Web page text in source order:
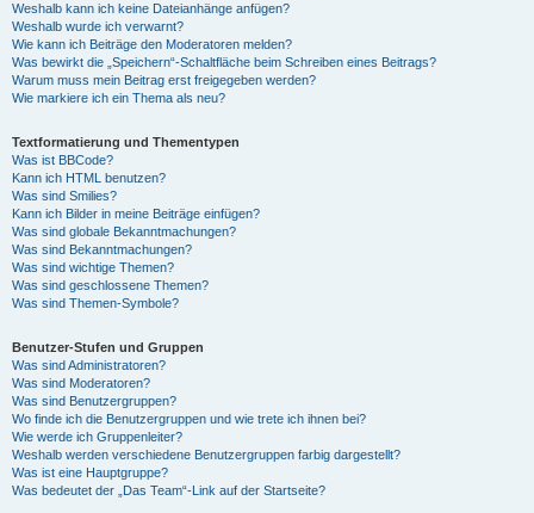
Weshalb kann ich keine Dateianhänge anfügen?
Weshalb wurde ich verwarnt?
Wie kann ich Beiträge den Moderatoren melden?
Was bewirkt die „Speichern“-Schaltfläche beim Schreiben eines Beitrags?
Warum muss mein Beitrag erst freigegeben werden?
Wie markiere ich ein Thema als neu?
Textformatierung und Thementypen
Was ist BBCode?
Kann ich HTML benutzen?
Was sind Smilies?
Kann ich Bilder in meine Beiträge einfügen?
Was sind globale Bekanntmachungen?
Was sind Bekanntmachungen?
Was sind wichtige Themen?
Was sind geschlossene Themen?
Was sind Themen-Symbole?
Benutzer-Stufen und Gruppen
Was sind Administratoren?
Was sind Moderatoren?
Was sind Benutzergruppen?
Wo finde ich die Benutzergruppen und wie trete ich ihnen bei?
Wie werde ich Gruppenleiter?
Weshalb werden verschiedene Benutzergruppen farbig dargestellt?
Was ist eine Hauptgruppe?
Was bedeutet der „Das Team“-Link auf der Startseite?